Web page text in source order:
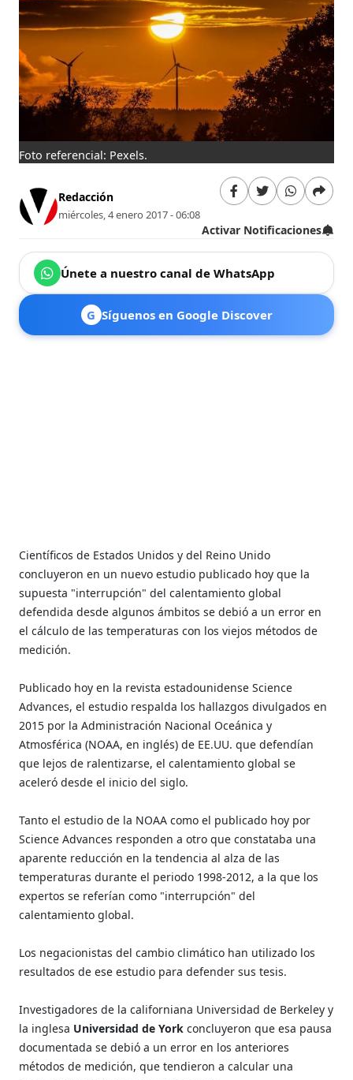
Foto referencial: Pexels.
Redacción
miércoles, 4 enero 2017 - 06:08
Activar Notificaciones
Únete a nuestro canal de WhatsApp
G Síguenos en Google Discover
Científicos de Estados Unidos y del Reino Unido
concluyeron en un nuevo estudio publicado hoy que la
supuesta "interrupción" del calentamiento global
defendida desde algunos ámbitos se debió a un error en
el cálculo de las temperaturas con los viejos métodos de
medición.
Publicado hoy en la revista estadounidense Science
Advances, el estudio respalda los hallazgos divulgados en
2015 por la Administración Nacional Oceánica y
Atmosférica (NOAA, en inglés) de EE.UU. que defendían
que lejos de ralentizarse, el calentamiento global se
aceleró desde el inicio del siglo.
Tanto el estudio de la NOAA como el publicado hoy por
Science Advances responden a otro que constataba una
aparente reducción en la tendencia al alza de las
temperaturas durante el periodo 1998-2012, a la que los
expertos se referían como "interrupción" del
calentamiento global.
Los negacionistas del cambio climático han utilizado los
resultados de ese estudio para defender sus tesis.
Investigadores de la californiana Universidad de Berkeley y
la inglesa Universidad de York concluyeron que esa pausa
documentada se debió a un error en los anteriores
métodos de medición, que tendieron a calcular una